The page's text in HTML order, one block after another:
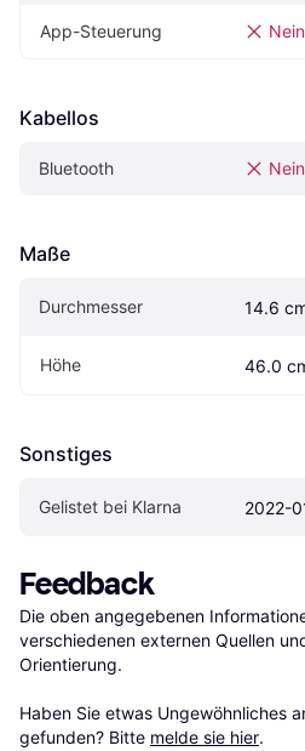
App-Steuerung Nein
Kabellos
Bluetooth Nein
Maße
Durchmesser 14.6
Höhe 46.0
Sonstiges
Gelistet bei Klarna 2022-
Feedback
Die oben angegebenen
verschiedenen externen Quellen
Orientierung.
Haben Sie etwas Ungewöhnliches
gefunden? Bitte melde sie hier.